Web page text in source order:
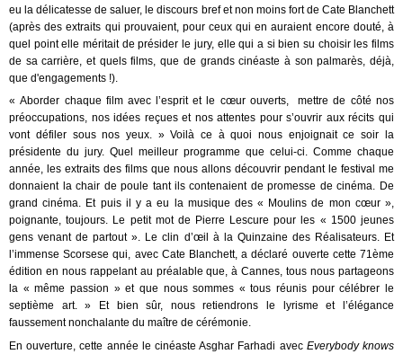
eu la délicatesse de saluer, le discours bref et non moins fort de Cate Blanchett
(après des extraits qui prouvaient, pour ceux qui en auraient encore douté, à
quel point elle méritait de présider le jury, elle qui a si bien su choisir les films
de sa carrière, et quels films, que de grands cinéaste à son palmarès, déjà,
que d'engagements !).
« Aborder chaque film avec l’esprit et le cœur ouverts, mettre de côté nos
préoccupations, nos idées reçues et nos attentes pour s’ouvrir aux récits qui
vont défiler sous nos yeux. » Voilà ce à quoi nous enjoignait ce soir la
présidente du jury. Quel meilleur programme que celui-ci. Comme chaque
année, les extraits des films que nous allons découvrir pendant le festival me
donnaient la chair de poule tant ils contenaient de promesse de cinéma. De
grand cinéma. Et puis il y a eu la musique des « Moulins de mon cœur »,
poignante, toujours. Le petit mot de Pierre Lescure pour les « 1500 jeunes
gens venant de partout ». Le clin d’œil à la Quinzaine des Réalisateurs. Et
l’immense Scorsese qui, avec Cate Blanchett, a déclaré ouverte cette 71ème
édition en nous rappelant au préalable que, à Cannes, tous nous partageons
la « même passion » et que nous sommes « tous réunis pour célébrer le
septième art. » Et bien sûr, nous retiendrons le lyrisme et l’élégance
faussement nonchalante du maître de cérémonie.
En ouverture, cette année le cinéaste Asghar Farhadi avec Everybody knows